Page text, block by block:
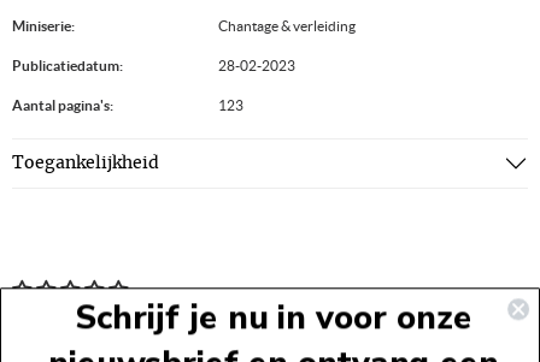
Miniserie: Chantage & verleiding
Publicatiedatum: 28-02-2023
Aantal pagina's: 123
Toegankelijkheid
Schrijf je nu in voor onze